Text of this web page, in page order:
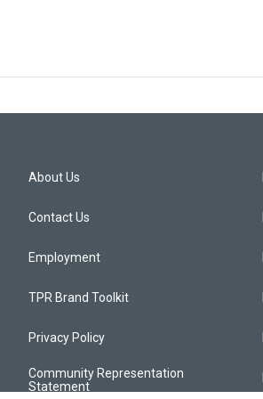
About Us
Contact Us
Employment
TPR Brand Toolkit
Privacy Policy
Community Representation
Statement